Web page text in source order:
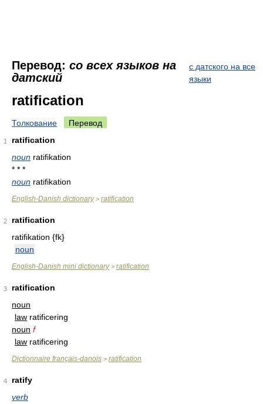
Перевод: со всех языков на
датский
с датского на все
языки
ratification
Толкование Перевод
1
ratification
noun ratifikation
* * *
noun ratifikation
English-Danish dictionary> ratification
2
ratification
ratifikation {fk}
noun
English-Danish mini dictionary> ratification
3
ratification
noun
law ratificering
noun f
law ratificering
Dictionnaire français-danois > ratification
4
ratify
verb